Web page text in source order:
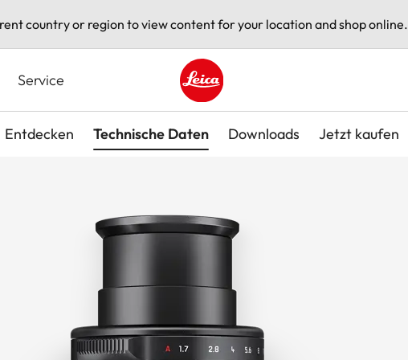
country or region to view content for your location and shop online.
Service
Leica logo - Home
Entdecken Technische Daten Downloads Jetzt kaufen